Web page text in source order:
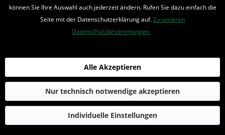
© 2016-2022 Romantruhe - Buchversand, Joachim Otto
die profilschmiede - Internetagentur
können Sie Ihre Auswahl auch jederzeit ändern. Rufen Sie dazu einfach die
Seite mit der Datenschutzerklärung auf.Zu unseren
Datenschutzbestimmungen.
Individuelle Einstellungen
Nur technisch notwendige akzeptieren
Alle Akzeptieren